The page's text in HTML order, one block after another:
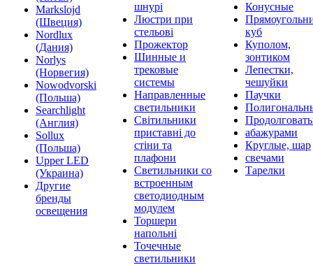
Markslojd
(Швеция)
Nordlux
(Дания)
Norlys
(Норвегия)
Nowodvorski
(Польша)
Searchlight
(Англия)
Sollux
(Польша)
Upper LED
(Украина)
Другие
бренды
освещения
шнурі
Люстри при
стельові
Прожектор
Шинные и
трековые
системы
Направленные
светильники
Світильники
приставні до
стіни та
плафони
Светильники со
встроенным
светодиодным
модулем
Торшери
напольні
Точечные
светильники
Конусные
куб
Куполом,
зонтиком
Лепестки,
чешуйки
Паучки
абажурами
Круглые, шар
свечами
Тарелки